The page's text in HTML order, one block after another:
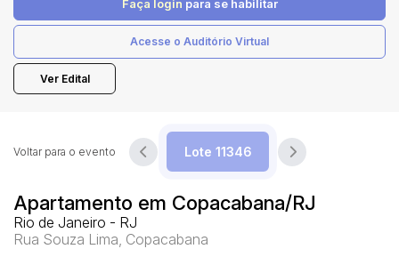
Faça login para se habilitar
Acesse o Auditório Virtual
Ver Edital
Apartamento em Copacabana/RJ
Rio de Janeiro - RJ
Rua Souza Lima, Copacabana
Voltar para o evento